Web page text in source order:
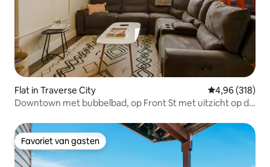
Flat in Traverse City Gemiddelde
4,96 (318)
Downtown met bubbelbad, op Front St met uitzicht op de
Favoriet van gasten
Favoriet van gasten